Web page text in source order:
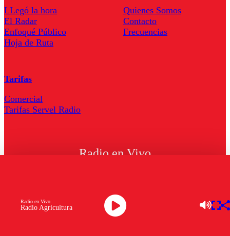
Radio Agricultura
Radio en Vivo
LLegó la hora
El Radar
Enfoqué Público
Hoja de Ruta
Quienes Somos
Contacto
Frecuencias
Tarifas
Comercial
Tarifas Servel Radio
Radio en Vivo